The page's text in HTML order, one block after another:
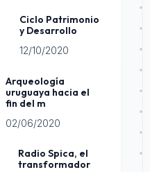
Ciclo Patrimonio
y Desarrollo
12/10/2020
Arqueología
uruguaya hacia el
fin del m
02/06/2020
Radio Spica, el
transformador